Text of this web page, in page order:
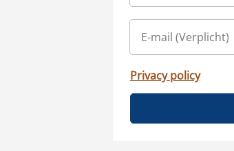
Privacy policy